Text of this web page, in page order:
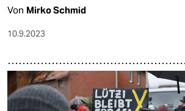
Von Mirko Schmid
10.9.2023